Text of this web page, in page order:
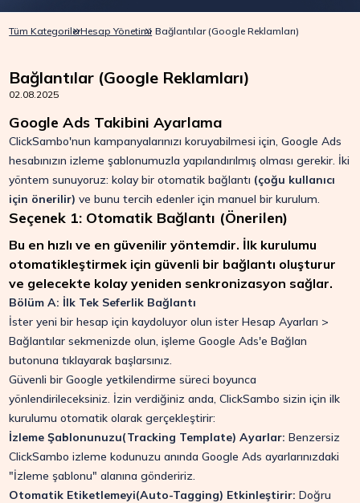
Tüm KategorilerHesap Yönetimi Bağlantılar (Google Reklamları)
Bağlantılar (Google Reklamları)
02.08.2025
Google Ads Takibini Ayarlama
ClickSambo'nun kampanyalarınızı koruyabilmesi için, Google Ads
hesabınızın izleme şablonumuzla yapılandırılmış olması gerekir. İki
yöntem sunuyoruz: kolay bir otomatik bağlantı (çoğu kullanıcı
için önerilir) ve bunu tercih edenler için manuel bir kurulum.
Seçenek 1: Otomatik Bağlantı (Önerilen)
Bu en hızlı ve en güvenilir yöntemdir. İlk kurulumu
otomatikleştirmek için güvenli bir bağlantı oluşturur
ve gelecekte kolay yeniden senkronizasyon sağlar.
Bölüm A: İlk Tek Seferlik Bağlantı
İster yeni bir hesap için kaydoluyor olun ister Hesap Ayarları >
Bağlantılar sekmenizde olun, işleme Google Ads'e Bağlan
butonuna tıklayarak başlarsınız.
Güvenli bir Google yetkilendirme süreci boyunca
yönlendirileceksiniz. İzin verdiğiniz anda, ClickSambo sizin için ilk
kurulumu otomatik olarak gerçekleştirir:
İzleme Şablonunuzu(Tracking Template) Ayarlar:Benzersiz
ClickSambo izleme kodunuzu anında Google Ads ayarlarınızdaki
"İzleme şablonu" alanına göndeririz.
Otomatik Etiketlemeyi(Auto-Tagging) Etkinleştirir:Doğru